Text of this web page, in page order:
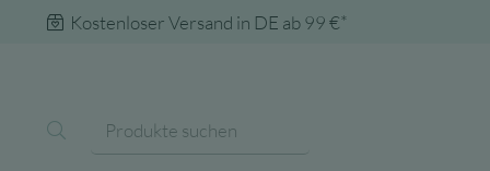
Kostenloser Versand in DE ab 99 €*